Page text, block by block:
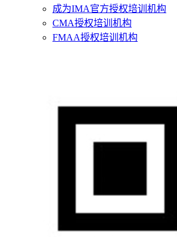
成为IMA官方授权培训机构
CMA授权培训机构
FMAA授权培训机构